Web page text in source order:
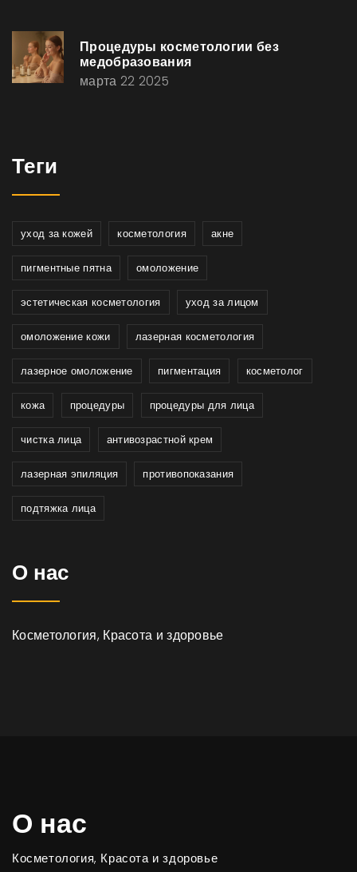
Процедуры косметологии без
медобразования
марта 22 2025
Теги
уход за кожей косметология акне
пигментные пятна омоложение
эстетическая косметология уход за лицом
омоложение кожи лазерная косметология
лазерное омоложение пигментация косметолог
кожа процедуры процедуры для лица
чистка лица антивозрастной крем
лазерная эпиляция противопоказания
подтяжка лица
О нас
Косметология, Красота и здоровье
О нас
Косметология, Красота и здоровье